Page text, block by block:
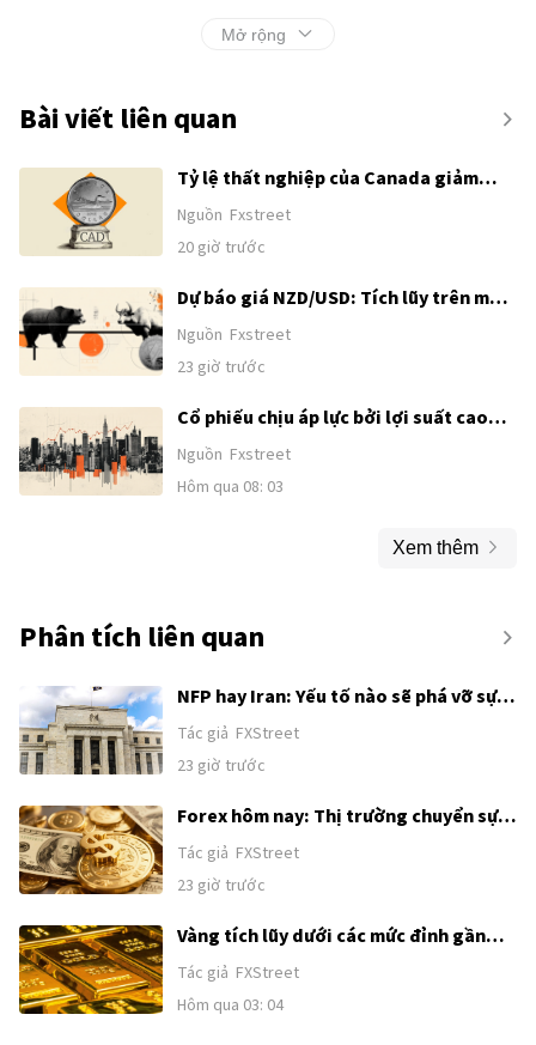
Mở rộng
Bài viết liên quan
Tỷ lệ thất nghiệp của Canada giảm
xuống 6,4% trong tháng 7
Nguồn Fxstreet
20 giờ trước
Dự báo giá NZD/USD: Tích lũy trên mức
0,5860/đáy tuần khi phe đầu cơ giá lên
hướng tới NFP của Mỹ
Nguồn Fxstreet
23 giờ trước
Cổ phiếu chịu áp lực bởi lợi suất cao
hơn và rủi ro năng lượng - Deutsche
Bank
Nguồn Fxstreet
Hôm qua 08: 03
Xem thêm
Phân tích liên quan
NFP hay Iran: Yếu tố nào sẽ phá vỡ sự
tích luỹ của Chỉ số đô la Mỹ?
Tác giả FXStreet
23 giờ trước
Forex hôm nay: Thị trường chuyển sự
chú ý từ Trung Đông sang Bảng lương
phi nông nghiệp của Mỹ
Tác giả FXStreet
23 giờ trước
Vàng tích lũy dưới các mức đỉnh gần
đây khi sức mạnh của USD và kỳ vọng
Fed tăng lãi suất kìm hãm đà tăng
trước thềm công bố Bảng lương phi
Tác giả FXStreet
Hôm qua 03: 04